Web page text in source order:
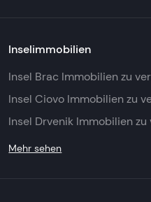
Inselimmobilien
Insel Brac Immobilien zu
Insel Ciovo Immobilien zu
Insel Drvenik Immobilien zu
Mehr sehen